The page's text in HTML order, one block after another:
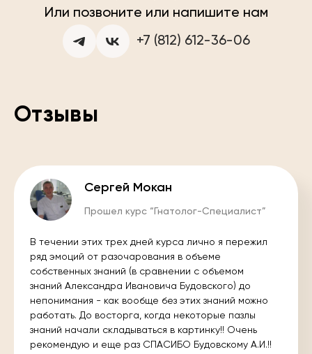
Или позвоните или напишите нам
+7 (812) 612-36-06
Отзывы
Сергей Мокан
Прошел курс “Гнатолог-Специалист”
В течении этих трех дней курса лично я пережил
ряд эмоций от разочарования в объеме
собственных знаний (в сравнении с объемом
знаний Александра Ивановича Будовского) до
непонимания - как вообще без этих знаний можно
работать. До восторга, когда некоторые пазлы
знаний начали складываться в картинку!! Очень
рекомендую и еще раз СПАСИБО Будовскому А.И.!!